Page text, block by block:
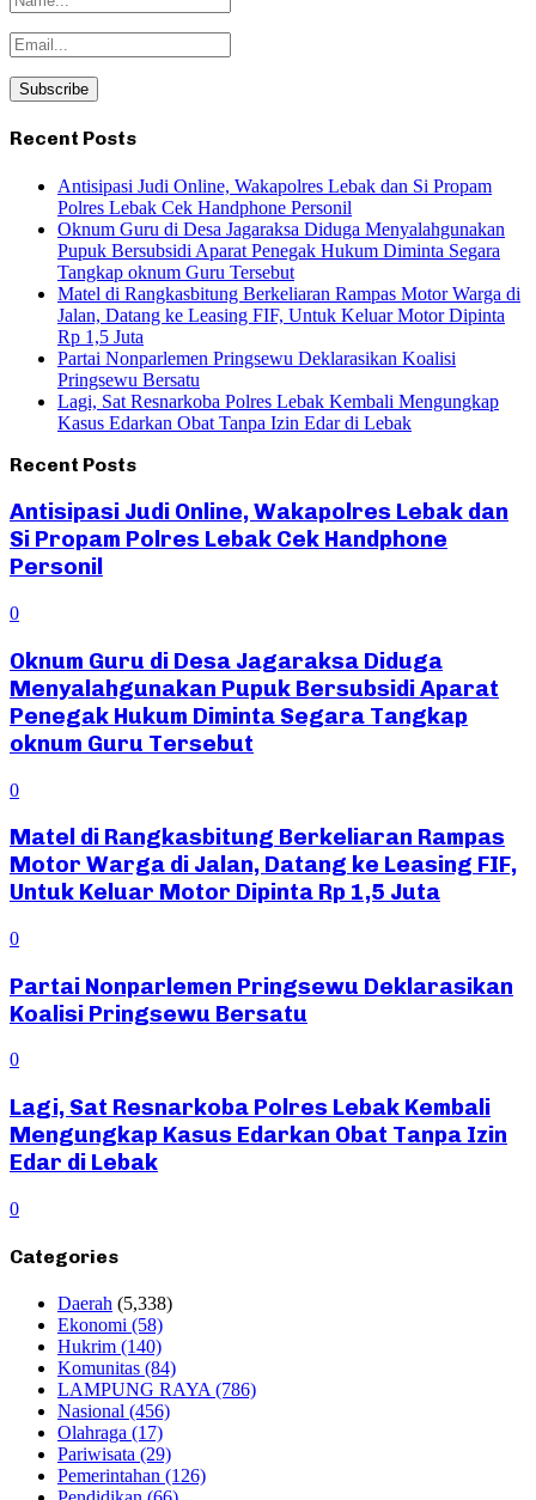
Recent Posts
Antisipasi Judi Online, Wakapolres Lebak dan Si Propam
Polres Lebak Cek Handphone Personil
Oknum Guru di Desa Jagaraksa Diduga Menyalahgunakan
Pupuk Bersubsidi Aparat Penegak Hukum Diminta Segara
Tangkap oknum Guru Tersebut
Matel di Rangkasbitung Berkeliaran Rampas Motor Warga di
Jalan, Datang ke Leasing FIF, Untuk Keluar Motor Dipinta
Rp 1,5 Juta
Partai Nonparlemen Pringsewu Deklarasikan Koalisi
Pringsewu Bersatu
Lagi, Sat Resnarkoba Polres Lebak Kembali Mengungkap
Kasus Edarkan Obat Tanpa Izin Edar di Lebak
Recent Posts
Antisipasi Judi Online, Wakapolres Lebak dan
Si Propam Polres Lebak Cek Handphone
Personil
0
Oknum Guru di Desa Jagaraksa Diduga
Menyalahgunakan Pupuk Bersubsidi Aparat
Penegak Hukum Diminta Segara Tangkap
oknum Guru Tersebut
0
Matel di Rangkasbitung Berkeliaran Rampas
Motor Warga di Jalan, Datang ke Leasing FIF,
Untuk Keluar Motor Dipinta Rp 1,5 Juta
0
Partai Nonparlemen Pringsewu Deklarasikan
Koalisi Pringsewu Bersatu
0
Lagi, Sat Resnarkoba Polres Lebak Kembali
Mengungkap Kasus Edarkan Obat Tanpa Izin
Edar di Lebak
0
Categories
Daerah (5,338)
Ekonomi (58)
Hukrim (140)
Komunitas (84)
LAMPUNG RAYA (786)
Nasional (456)
Olahraga (17)
Pariwisata (29)
Pemerintahan (126)